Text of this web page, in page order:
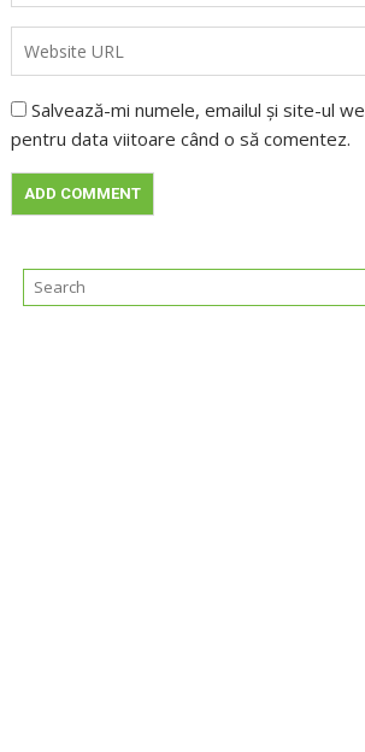
Salvează-mi numele, emailul și site-ul
pentru data viitoare când o să comentez.